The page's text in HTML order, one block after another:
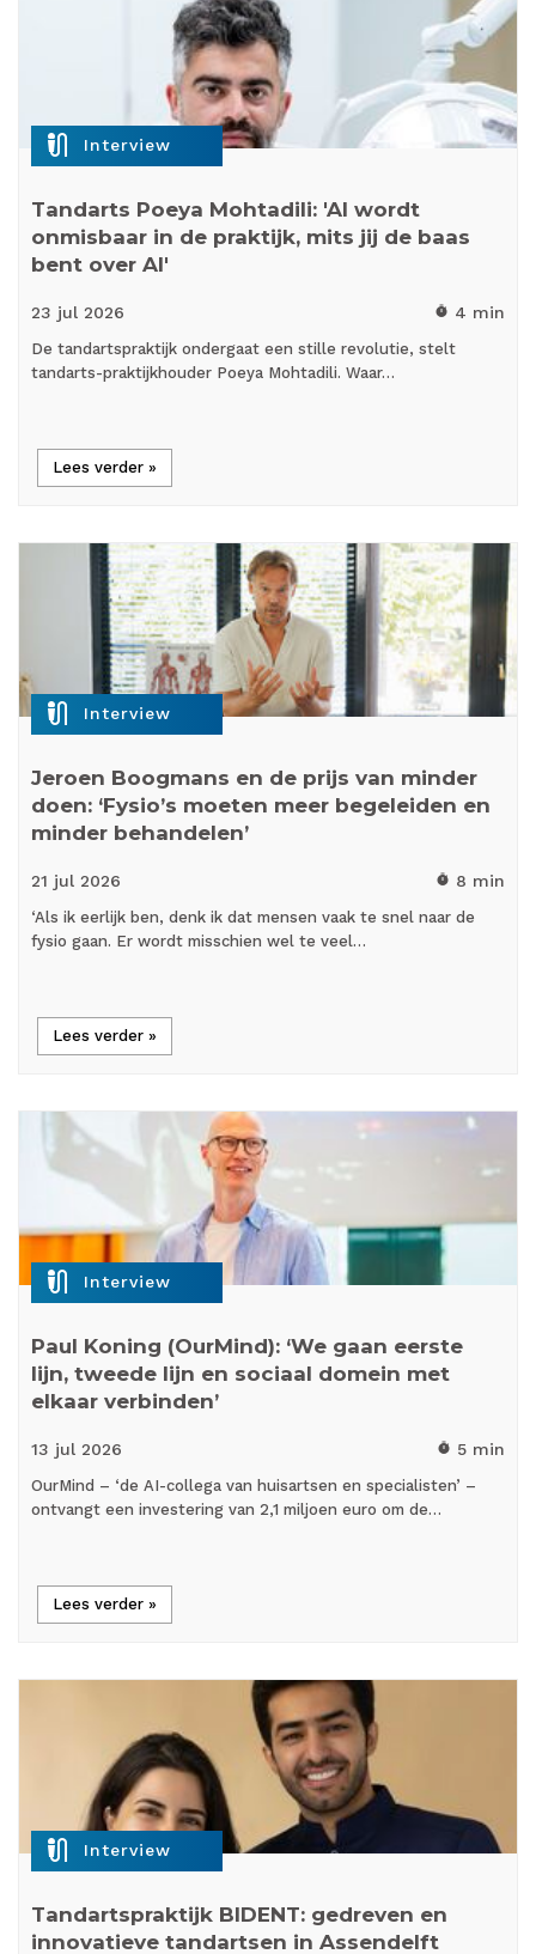
mic_external_on Interview
Tandarts Poeya Mohtadili: 'AI wordt
onmisbaar in de praktijk, mits jij de baas
bent over AI'
23 jul 2026 timer 4 min
De tandartspraktijk ondergaat een stille revolutie, stelt
tandarts-praktijkhouder Poeya Mohtadili. Waar…
Lees verder »
mic_external_on Interview
Jeroen Boogmans en de prijs van minder
doen: ‘Fysio’s moeten meer begeleiden en
minder behandelen’
21 jul 2026 timer 8 min
‘Als ik eerlijk ben, denk ik dat mensen vaak te snel naar de
fysio gaan. Er wordt misschien wel te veel…
Lees verder »
mic_external_on Interview
Paul Koning (OurMind): ‘We gaan eerste
lijn, tweede lijn en sociaal domein met
elkaar verbinden’
13 jul 2026 timer 5 min
OurMind – ‘de AI-collega van huisartsen en specialisten’ –
ontvangt een investering van 2,1 miljoen euro om de…
Lees verder »
mic_external_on Interview
Tandartspraktijk BIDENT: gedreven en
innovatieve tandartsen in Assendelft